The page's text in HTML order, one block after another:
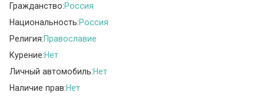
Гражданство:Россия
Национальность:Россия
Религия:Православие
Курение:Нет
Личный автомобиль:Нет
Наличие прав:Нет